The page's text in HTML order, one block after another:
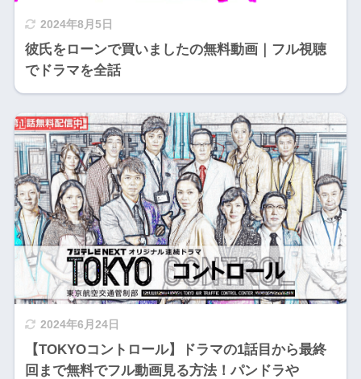
2024年8月5日
彼氏をローンで買いましたの無料動画｜フル視聴
でドラマを全話
2024年6月24日
【TOKYOコントロール】ドラマの1話目から最終
回まで無料でフル動画見る方法！パンドラや